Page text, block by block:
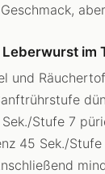
im
und
Stufe 7
45 Sek./